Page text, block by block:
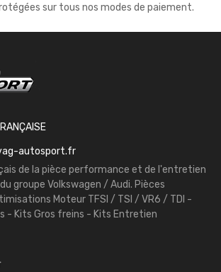
sur tous nos modes de paiement.
autosport.fr
de la pièce performance et de l'entretien
groupe Volkswagen / Audi. Pièces
Moteur TFSI / TSI / VR6 / TDI -
- Kits Gros freins - Kits Entretien